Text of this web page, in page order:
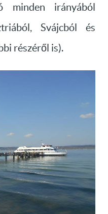
irányából
Svájcból és
részéről is).